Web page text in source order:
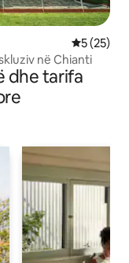
Vlerësimi
5 (25)
në Chianti
dhe tarifa